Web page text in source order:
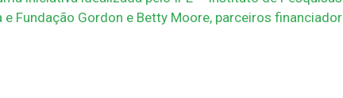
e Fundação Gordon e Betty Moore, parceiros